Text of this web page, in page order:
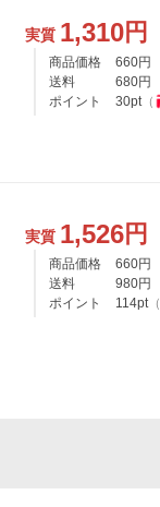
実質 1,310円
商品価格 660円
送料
680円
ポイント
30pt（
実質 1,526円
商品価格 660円
送料
980円
ポイント
114pt（